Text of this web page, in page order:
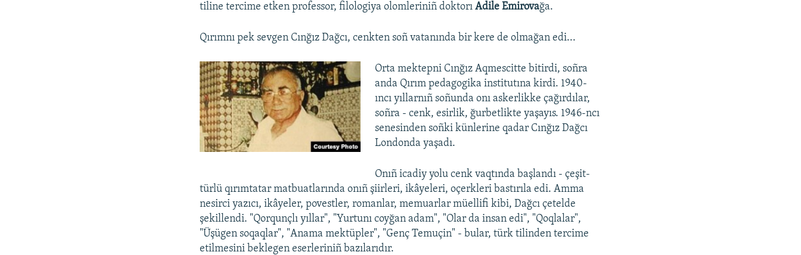
tiline tercime etken professor, filologiya olomleriniñ doktorıAdile Emirovağa.
Qırımnı pek sevgen Cınğız Dağcı, cenkten soñ vatanında bir kere de olmağan edi...
Orta mektepni Cınğız Aqmescitte bitirdi, soñra
anda Qırım pedagogika institutına kirdi. 1940-
ıncı yıllarnıñ soñunda onı askerlikke çağırdılar,
soñra - cenk, esirlik, ğurbetlikte yaşayıs. 1946-ncı
senesinden soñki künlerine qadar Cınğız Dağcı
Londonda yaşadı.
Onıñ icadiy yolu cenk vaqtında başlandı - çeşit-
türlü qırımtatar matbuatlarında onıñ şiirleri, ikâyeleri, oçerkleri bastırıla edi. Amma
nesirci yazıcı, ikâyeler, povestler, romanlar, memuarlar müellifi kibi, Dağcı çetelde
şekillendi. "Qorqunçlı yıllar", "Yurtunı coyğan adam", "Olar da insan edi", "Qoqlalar",
"Üşügen soqaqlar", "Anama mektüpler", "Genç Temuçin" - bular, türk tilinden tercime
etilmesini beklegen eserleriniñ bazılarıdır.